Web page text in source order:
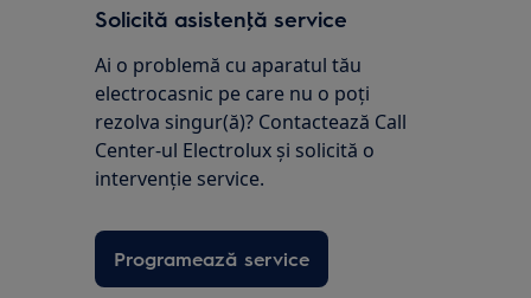
Solicită asistenţă service
Ai o problemă cu aparatul tău
electrocasnic pe care nu o poţi
rezolva singur(ă)? Contactează Call
Center-ul Electrolux și solicită o
intervenţie service.
Programează service